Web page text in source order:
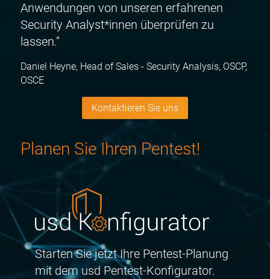
Anwendungen von unseren erfahrenen
Security Analyst*innen überprüfen zu
lassen.”
Daniel Heyne, Head of Sales - Security Analysis, OSCP,
OSCE
Kontaktieren Sie uns
Planen Sie Ihren Pentest!
Starten Sie jetzt Ihre Pentest-Planung
mit dem usd Pentest-Konfigurator.